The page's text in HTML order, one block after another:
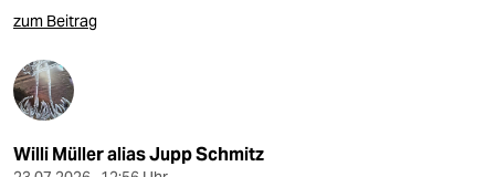
zum Beitrag
Willi Müller alias Jupp Schmitz